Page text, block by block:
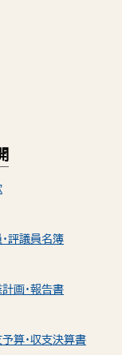
評議員名簿
画・報告書
算・収支決算書